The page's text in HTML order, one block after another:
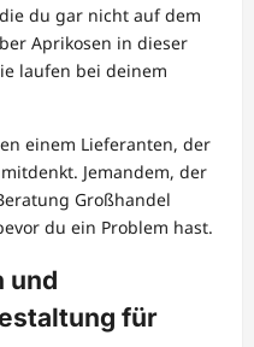
du gar nicht auf dem
Aprikosen in dieser
laufen bei deinem
einem Lieferanten, der
Jemandem, der
Großhandel
du ein Problem hast.
und
für